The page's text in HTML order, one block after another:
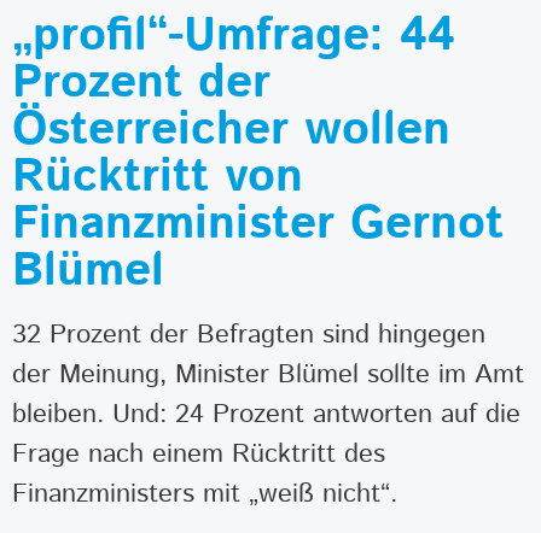
„profil“-Umfrage: 44
Prozent der
Österreicher wollen
Rücktritt von
Finanzminister Gernot
Blümel
32 Prozent der Befragten sind hingegen
der Meinung, Minister Blümel sollte im Amt
bleiben. Und: 24 Prozent antworten auf die
Frage nach einem Rücktritt des
Finanzministers mit „weiß nicht“.